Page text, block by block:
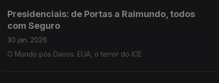
Presidenciais: de Portas a Raimundo, todos
com Seguro
30 jan. 2026
O Mundo pós Davos. EUA, o terror do ICE